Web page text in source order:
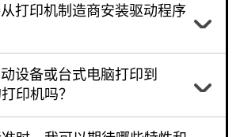
打印机制造商安装驱动程序
设备或台式电脑打印到
印机吗？